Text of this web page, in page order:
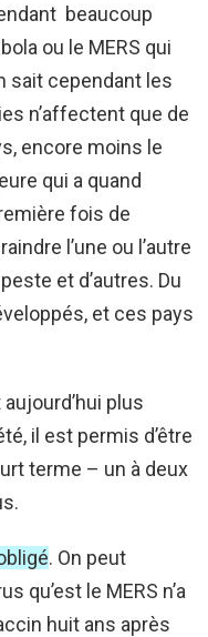
beaucoup
ou le MERS qui
sait cependant les
n’affectent que de
encore moins le
qui a quand
fois de
l’une ou l’autre
et d’autres. Du
et ces pays
plus
il est permis d’être
terme – un à deux
. On peut
qu’est le MERS n’a
huit ans après